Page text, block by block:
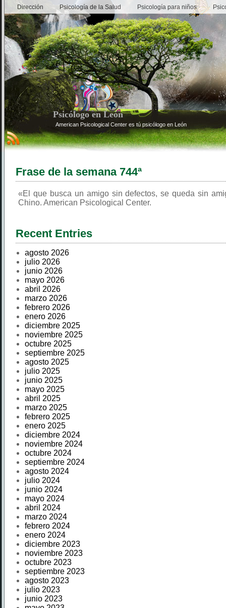
Dirección Psicología de la Salud Psicología para niños
Psicólogo en León
American Psicological Center es tú psicólogo en León
Frase de la semana 744ª
«El que busca un amigo sin defectos, se queda sin
Chino. American Psicological Center.
Recent Entries
agosto 2026
julio 2026
junio 2026
mayo 2026
abril 2026
marzo 2026
febrero 2026
enero 2026
diciembre 2025
noviembre 2025
octubre 2025
septiembre 2025
agosto 2025
julio 2025
junio 2025
mayo 2025
abril 2025
marzo 2025
febrero 2025
enero 2025
diciembre 2024
noviembre 2024
octubre 2024
septiembre 2024
agosto 2024
julio 2024
junio 2024
mayo 2024
abril 2024
marzo 2024
febrero 2024
enero 2024
diciembre 2023
noviembre 2023
octubre 2023
septiembre 2023
agosto 2023
julio 2023
junio 2023